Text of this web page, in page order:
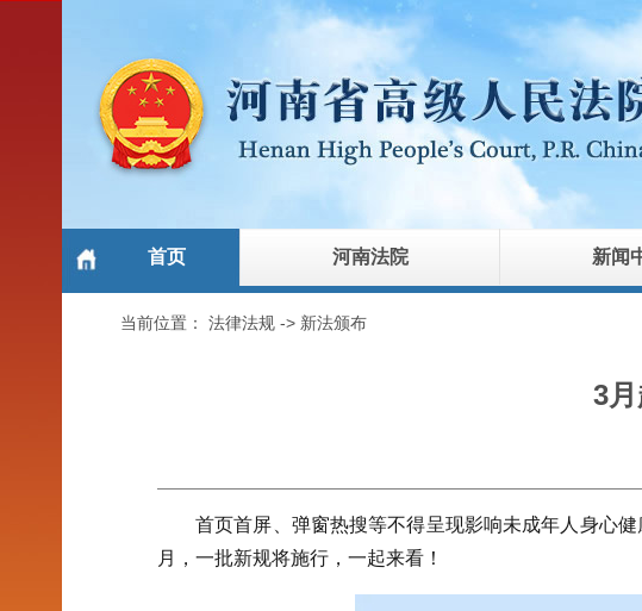
首页 河南法院 新闻
当前位置： 法律法规-> 新法颁布
3
首页首屏、弹窗热搜等不得呈现影响未成年人身心
月，一批新规将施行，一起来看！